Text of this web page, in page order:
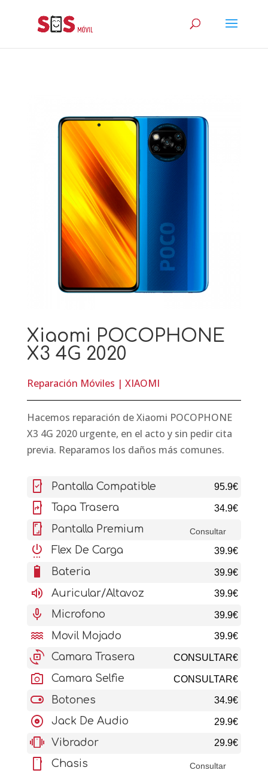
Xiaomi POCOPHONE
X3 4G 2020
Reparación Móviles | XIAOMI
Hacemos reparación de Xiaomi POCOPHONE
X3 4G 2020 urgente, en el acto y sin pedir cita
previa. Reparamos los daños más comunes.
mobile_friendly Pantalla Compatible 95.9€
mobile_screen_share Tapa Trasera 34.9€
screenshot Pantalla Premium Consultar
settings_power Flex De Carga 39.9€
battery_6_bar Bateria 39.9€
volume_up Auricular/Altavoz 39.9€
mic Microfono 39.9€
water Movil Mojado 39.9€
cameraswitch Camara Trasera CONSULTAR€
photo_camera Camara Selfie CONSULTAR€
toggle_on Botones 34.9€
album Jack De Audio 29.9€
vibration Vibrador 29.9€
stay_current_portrait Chasis Consultar